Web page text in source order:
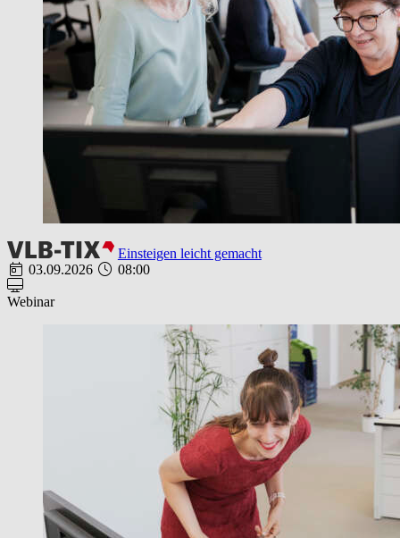
Einsteigen leicht gemacht
03.09.2026
08:00
Webinar